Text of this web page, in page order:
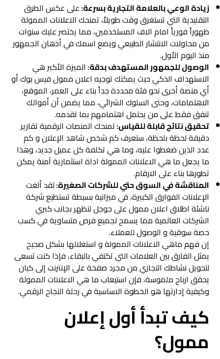
زيادة الوعي بالعلامة التجارية بسرعة:على عكس الطرق
التقليدية التي تستغرق وقت طويلاً، تمنحك الاعلانات الممولة
ظهوراً فورياً امام الاف المستخدمين، مما يختصر عليك سنوات
من محاولات الانتشار الطبيعي ويضع اسمك في أذهان الجمهور
منذ اليوم الأول.
الوصول للجمهور المستهدف بدقة: الميزة الأكبر هي
الاستهداف الذكي حيث يمكنك توجيه اعلان ممول فيس بوك أو
أي منصة أخرى نحو فئة محددة جداً بناء على العمر، الموقع،
الاهتمامات، وحتى السلوك الشرائي، مما يضمن أن أموالك
تنفق فقط على من يحتمل اهتمامهم بما تقدمه.
تحقيق نتائج قابلة للقياس:تمنحك المنصات الرقمية تقارير
دقيقة لحظة بلحظة، ستعرف كم شخص شاهد الإعلان و كم
عدد الذين ضغطوا عليه، وما هي تكلفة كل عميل جديد، وهذا
ما يجعل ما هي الاعلانات الممولة اداة استثمارية آمنة يمكن
تطورها بناء على الارقام.
المناقشة في السوق حتي للشركات الصغيرة:لقد ألغت
الإعلانات الفوارق الكبيرة، في ميزانية بسيطة تستطيع شركة
ناشئة اطلاق اعلان ممول على جوجل لتظهر بجانب كبري
الشركات العالمية مما يسمح لجميع فرص متساوية في كسب
حصة سوقية و الوصول للعملاء.
إن فهم ماهي الاعلانات الممولة و استغلالها بشكل صحيح
يمثل الفارق بين العلامات التي تكتفي بالبقاء، فإذا كنت تسعى
لتحويل نشاطك التجاري من مجرد صفحة على الإنترنت إلى كيان
يحقق ارباح ملموسة، فإن استيعاب ما هي الاعلانات الممولة
وكيفية إدارتها هو الخطوة الاساسية في رحلة النجاح الرقمي.
كيف تبدأ أول إعلان
ممول؟